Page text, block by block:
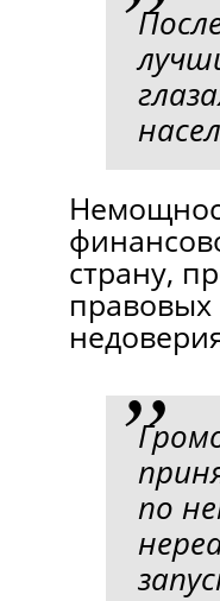
страну,
по